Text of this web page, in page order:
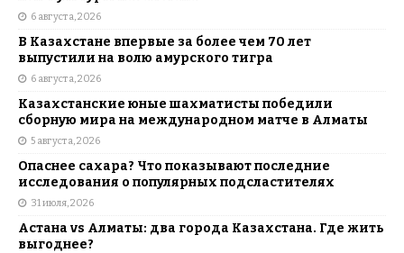
6 августа, 2026
В Казахстане впервые за более чем 70 лет
выпустили на волю амурского тигра
6 августа, 2026
Казахстанские юные шахматисты победили
сборную мира на международном матче в Алматы
5 августа, 2026
Опаснее сахара? Что показывают последние
исследования о популярных подсластителях
31 июля, 2026
Астана vs Алматы: два города Казахстана. Где жить
выгоднее?